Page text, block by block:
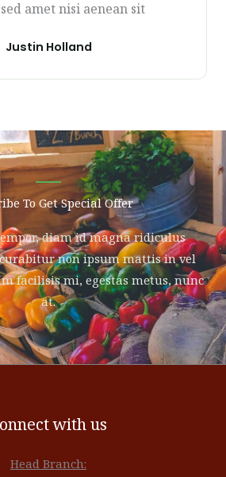
amet nisi aenean sit
Justin Holland
To Get Special Offer
diam id magna ridiculus
non ipsum mattis in vel
facilisis mi, egestas metus, nunc
at.
with us
Head Branch: